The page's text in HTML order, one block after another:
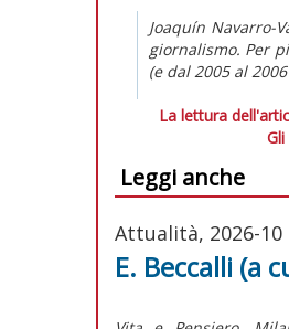
Joaquín Navarro-
giornalismo. Per
(e dal 2005 al
La lettura
Leggi anche
Attualità, 2026-10
E. Beccalli (a